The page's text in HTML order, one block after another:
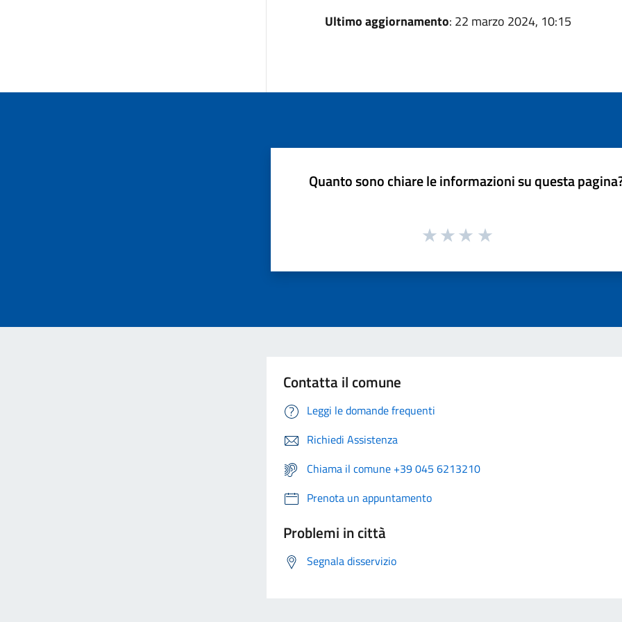
Ultimo aggiornamento: 22 marzo 2024, 10:15
Quanto sono chiare le informazioni su questa
Contatta il comune
Leggi le domande frequenti
Richiedi Assistenza
Chiama il comune +39 045 6213210
Prenota un appuntamento
Problemi in città
Segnala disservizio